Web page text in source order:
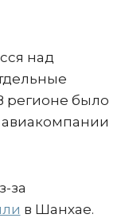
над
регионе было
за
в Шанхае.